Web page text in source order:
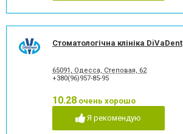
Стоматологічна клініка DiVaDent
65091, Одесса, Степовая, 62
+380(96)957-85-95
10.28 очень хорошо
Я рекомендую